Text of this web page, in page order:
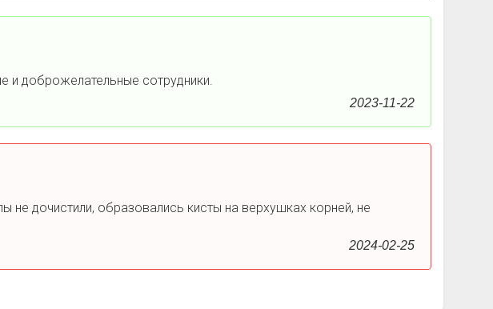
и доброжелательные сотрудники.
2023-11-22
не дочистили, образовались кисты на верхушках корней, не
2024-02-25